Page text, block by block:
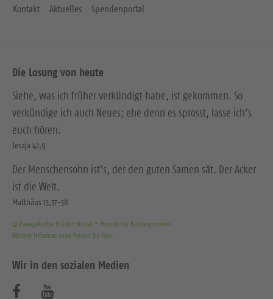
Kontakt Aktuelles Spendenportal
Die Losung von heute
Siehe, was ich früher verkündigt habe, ist gekommen. So
verkündige ich auch Neues; ehe denn es sprosst, lasse ich’s
euch hören.
Jesaja 42,9
Der Menschensohn ist’s, der den guten Samen sät. Der Acker
ist die Welt.
Matthäus 13,37-38
© Evangelische Brüder-Unität – Herrnhuter Brüdergemeine
Weitere Informationen finden Sie hier
Wir in den sozialen Medien